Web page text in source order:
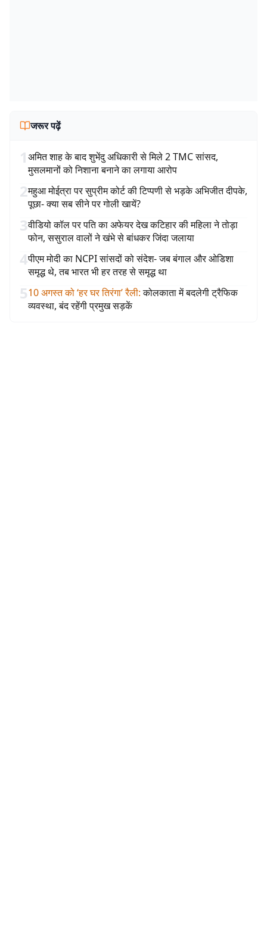
जरूर पढ़ें
1अमित शाह के बाद शुभेंदु अधिकारी से मिले 2 TMC सांसद,
मुसलमानों को निशाना बनाने का लगाया आरोप
2महुआ मोईत्रा पर सुप्रीम कोर्ट की टिप्पणी से भड़के अभिजीत दीपके,
पूछा- क्या सब सीने पर गोली खायें?
3वीडियो कॉल पर पति का अफेयर देख कटिहार की महिला ने तोड़ा
फोन, ससुराल वालों ने खंभे से बांधकर जिंदा जलाया
4पीएम मोदी का NCPI सांसदों को संदेश- जब बंगाल और ओडिशा
समृद्ध थे, तब भारत भी हर तरह से समृद्ध था
510 अगस्त को ‘हर घर तिरंगा’ रैली: कोलकाता में बदलेगी ट्रैफिक
व्यवस्था, बंद रहेंगी प्रमुख सड़कें